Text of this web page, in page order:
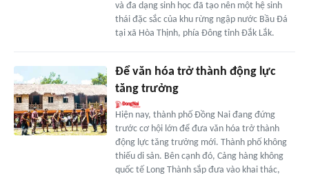
và đa dạng sinh học đã tạo nên một hệ sinh
thái đặc sắc của khu rừng ngập nước Bầu Đá
tại xã Hòa Thịnh, phía Đông tỉnh Đắk Lắk.
Ðể văn hóa trở thành động lực
tăng trưởng
Hiện nay, thành phố Đồng Nai đang đứng
trước cơ hội lớn để đưa văn hóa trở thành
động lực tăng trưởng mới. Thành phố không
thiếu di sản. Bên cạnh đó, Cảng hàng không
quốc tế Long Thành sắp đưa vào khai thác,